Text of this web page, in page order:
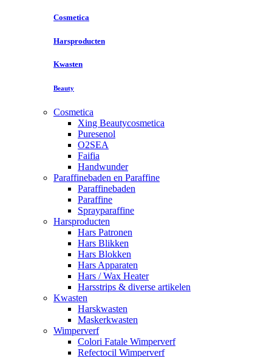
Cosmetica
Harsproducten
Kwasten
Beauty
Cosmetica
Xing Beautycosmetica
Puresenol
O2SEA
Faifia
Handwunder
Paraffinebaden en Paraffine
Paraffinebaden
Paraffine
Sprayparaffine
Harsproducten
Hars Patronen
Hars Blikken
Hars Blokken
Hars Apparaten
Hars / Wax Heater
Harsstrips & diverse artikelen
Kwasten
Harskwasten
Maskerkwasten
Wimperverf
Colori Fatale Wimperverf
Refectocil Wimperverf